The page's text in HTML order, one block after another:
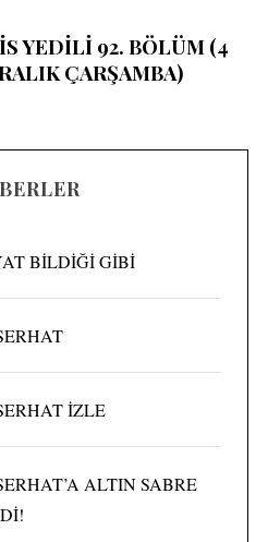
YEDİLİ 92. BÖLÜM (4
ÇARŞAMBA)
BİLDİĞİ GİBİ
İZLE
ALTIN SABRE